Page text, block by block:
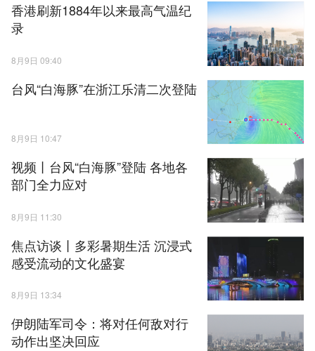
香港刷新1884年以来最高气温纪
录
8月9日 09:40
台风“白海豚”在浙江乐清二次登陆
8月9日 10:47
视频丨台风“白海豚”登陆 各地各
部门全力应对
8月9日 11:30
焦点访谈丨多彩暑期生活 沉浸式
感受流动的文化盛宴
8月9日 13:34
伊朗陆军司令：将对任何敌对行
动作出坚决回应